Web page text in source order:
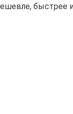
быстрее